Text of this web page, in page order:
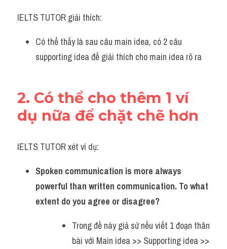
IELTS TUTOR giải thích:
Có thể thấy là sau câu main idea, có 2 câu
supporting idea để giải thích cho main idea rõ ra
2. Có thể cho thêm 1 ví
dụ nữa để chặt chẽ hơn
IELTS TUTOR xét ví dụ:
Spoken communication is more always
powerful than written communication. To what
extent do you agree or disagree?
Trong đề này giả sử nếu viết 1 đoạn thân
bài với Main idea >> Supporting idea >>